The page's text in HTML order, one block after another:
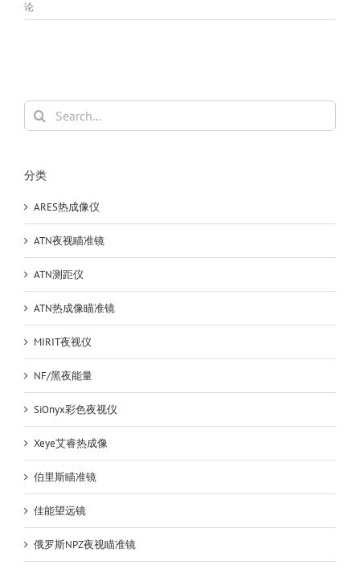
雷
版
码
用
视
论
Search
for:
分类
ARES热成像仪
ATN夜视瞄准镜
ATN测距仪
ATN热成像瞄准镜
MIRIT夜视仪
NF/黑夜能量
SiOnyx彩色夜视仪
Xeye艾睿热成像
伯里斯瞄准镜
佳能望远镜
俄罗斯NPZ夜视瞄准镜